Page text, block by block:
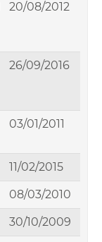
20/08/2012
26/09/2016
03/01/2011
11/02/2015
08/03/2010
30/10/2009